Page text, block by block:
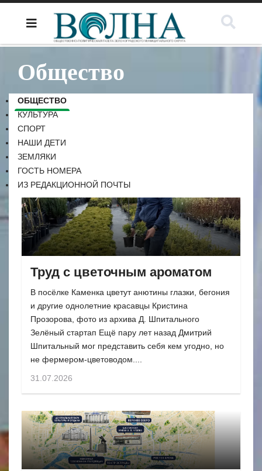
Общество
ОБЩЕСТВО
КУЛЬТУРА
СПОРТ
НАШИ ДЕТИ
ЗЕМЛЯКИ
ГОСТЬ НОМЕРА
ИЗ РЕДАКЦИОННОЙ ПОЧТЫ
Труд с цветочным ароматом
В посёлке Каменка цветут анютины глазки, бегония
и другие однолетние красавцы Кристина
Прозорова, фото из архива Д. Шпитального
Зелёный стартап Ещё пару лет назад Дмитрий
Шпитальный мог представить себя кем угодно, но
не фермером-цветоводом....
31.07.2026